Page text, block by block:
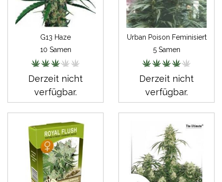
G13 Haze
10 Samen
Derzeit nicht
verfügbar.
Urban Poison Feminisiert
5 Samen
Derzeit nicht
verfügbar.